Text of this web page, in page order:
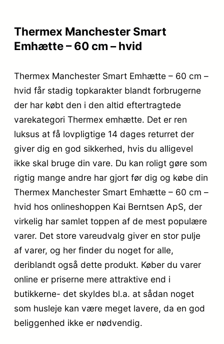
Thermex Manchester Smart
Emhætte – 60 cm – hvid
Thermex Manchester Smart Emhætte – 60 cm –
hvid får stadig topkarakter blandt forbrugerne
der har købt den i den altid eftertragtede
varekategori Thermex emhætte. Det er ren
luksus at få lovpligtige 14 dages returret der
giver dig en god sikkerhed, hvis du alligevel
ikke skal bruge din vare. Du kan roligt gøre som
rigtig mange andre har gjort før dig og købe din
Thermex Manchester Smart Emhætte – 60 cm –
hvid hos onlineshoppen Kai Berntsen ApS, der
virkelig har samlet toppen af de mest populære
varer. Det store vareudvalg giver en stor pulje
af varer, og her finder du noget for alle,
deriblandt også dette produkt. Køber du varer
online er priserne mere attraktive end i
butikkerne- det skyldes bl.a. at sådan noget
som husleje kan være meget lavere, da en god
beliggenhed ikke er nødvendig.